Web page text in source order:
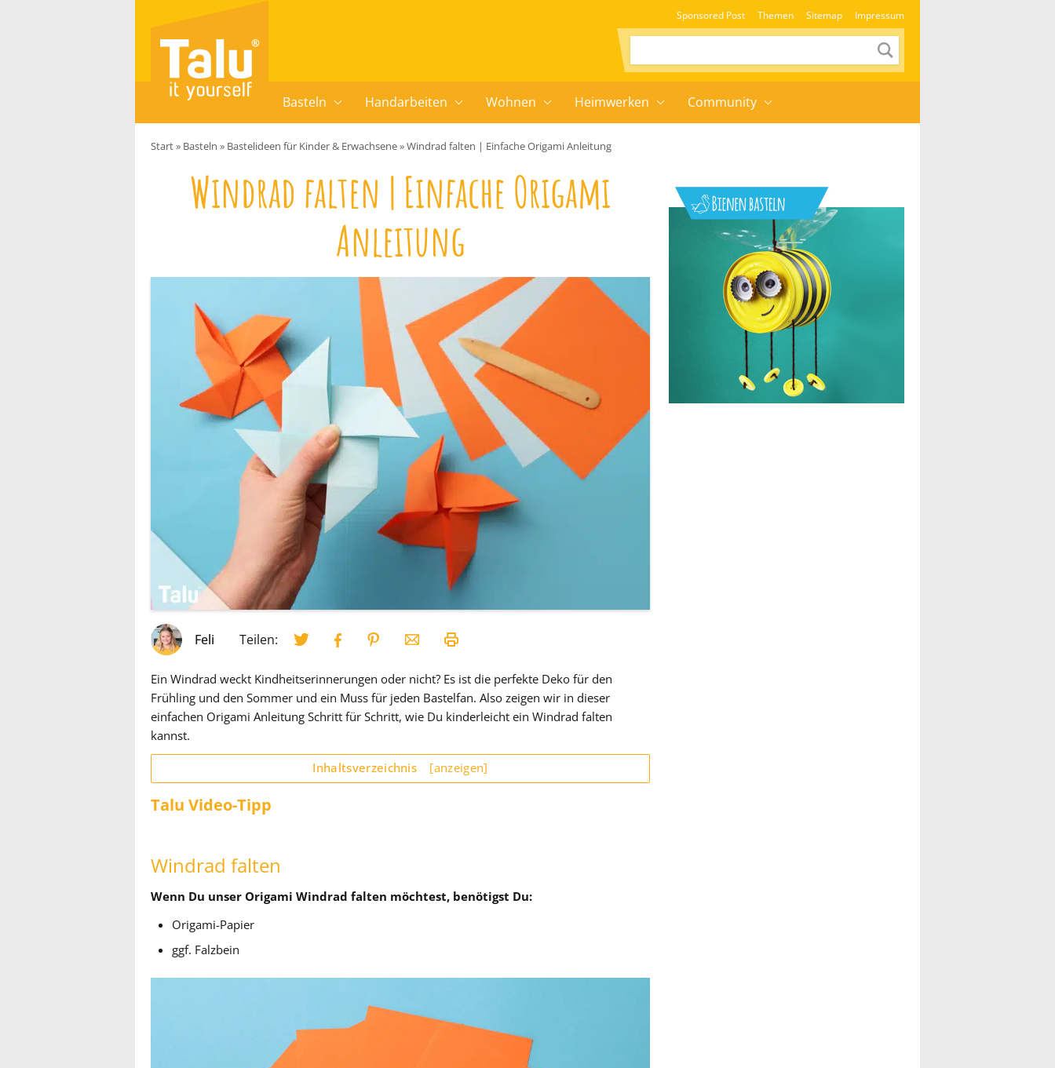
Sponsored Post Themen Sitemap Impressum
Basteln Handarbeiten Wohnen Heimwerken Community
Start» Basteln » Bastelideen für Kinder & Erwachsene»Windrad falten | Einfache Origami Anleitung
Windrad falten | Einfache Origami
Anleitung
Feli Teilen:
Ein Windrad weckt Kindheitserinnerungen oder nicht? Es ist die perfekte Deko für den
Frühling und den Sommer und ein Muss für jeden Bastelfan. Also zeigen wir in dieser
einfachen Origami Anleitung Schritt für Schritt, wie Du kinderleicht ein Windrad falten
kannst.
Inhaltsverzeichnis [anzeigen]
Talu Video-Tipp
Windrad falten
Wenn Du unser Origami Windrad falten möchtest, benötigst Du:
Origami-Papier
ggf. Falzbein